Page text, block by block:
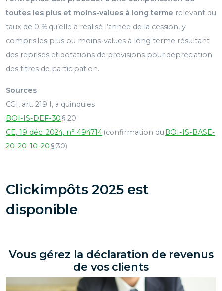
toutes les plus et moins-values à long terme relevant du
taux de 0 % qu’elle a réalisé l’année de la cession, y
compris les plus ou moins-values à long terme résultant
des reprises et dotations de provisions pour dépréciation
des titres de participation.
Sources
CGI, art. 219 I, a quinquies
BOI-IS-DEF-30 § 20
CE, 19 déc. 2024, n° 494714 (confirmation du BOI-IS-BASE-
20-20-10-20 § 30)
Clickimpôts 2025 est
disponible
Vous gérez la déclaration de revenus
de vos clients